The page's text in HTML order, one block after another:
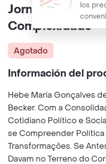
los
Jornalismo em
Complexidade
Agotado
Información del
Hebe Maria Gonçalves
Becker. Com a
Cotidiano Político e
se Compreender
Transformações. Se
Davam no Terreno do